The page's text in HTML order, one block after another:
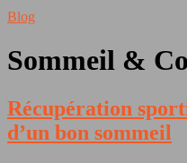
Blog
Sommeil &
Récupération
d’un bon sommeil